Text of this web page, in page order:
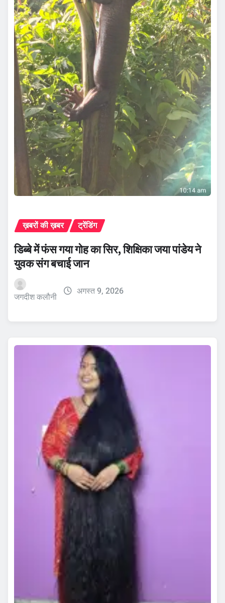
ख़बरों की ख़बर ट्रेंडिंग
डिब्बे में फंस गया गोह का सिर, शिक्षिका जया पांडेय ने
युवक संग बचाई जान
जगदीश कलौनी
अगस्त 9, 2026